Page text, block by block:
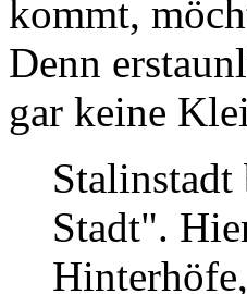
kommt,
Denn
gar keine
Stadt".